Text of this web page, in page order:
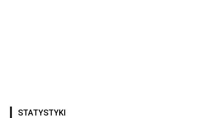
STATYSTYKI